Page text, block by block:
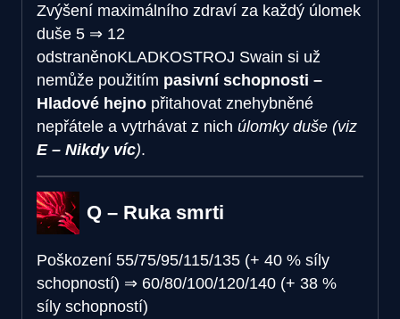
Zvýšení maximálního zdraví za každý úlomek
duše 5 ⇒ 12
odstraněnoKLADKOSTROJ Swain si už
nemůže použitím pasivní schopnosti –
Hladové hejno přitahovat znehybněné
nepřátele a vytrhávat z nich úlomky duše (viz
E – Nikdy víc).
Q – Ruka smrti
Poškození 55/75/95/115/135 (+ 40 % síly
schopností) ⇒ 60/80/100/120/140 (+ 38 %
síly schopností)